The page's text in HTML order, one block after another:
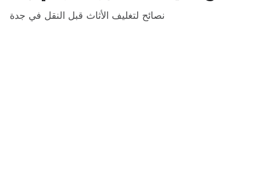
نصائح لتغليف الأثاث قبل النقل في جدة